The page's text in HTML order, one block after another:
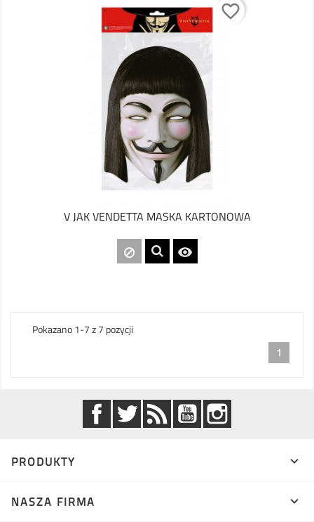
favorite_border
V JAK VENDETTA MASKA KARTONOWA

Pokazano 1-7 z 7 pozycji
1
FacebookTwitter Rss YouTube
PRODUKTY 
NASZA FIRMA 